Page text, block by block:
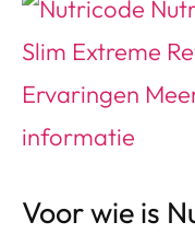
Voor wie is